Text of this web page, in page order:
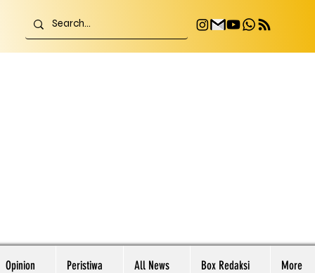
Opinion Peristiwa All News Box Redaksi More